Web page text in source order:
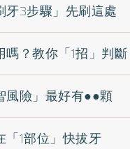
3步驟」先刷這處
？教你「1招」判斷
風險」最好有●●顆
1部位」快拔牙